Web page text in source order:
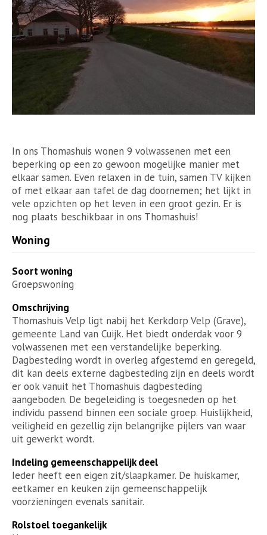
In ons Thomashuis wonen 9 volwassenen met een
beperking op een zo gewoon mogelijke manier met
elkaar samen. Even relaxen in de tuin, samen TV kijken
of met elkaar aan tafel de dag doornemen; het lijkt in
vele opzichten op het leven in een groot gezin. Er is
nog plaats beschikbaar in ons Thomashuis!
Woning
Soort woning
Groepswoning
Omschrijving
Thomashuis Velp ligt nabij het Kerkdorp Velp (Grave),
gemeente Land van Cuijk. Het biedt onderdak voor 9
volwassenen met een verstandelijke beperking.
Dagbesteding wordt in overleg afgestemd en geregeld,
dit kan deels externe dagbesteding zijn en deels wordt
er ook vanuit het Thomashuis dagbesteding
aangeboden. De begeleiding is toegesneden op het
individu passend binnen een sociale groep. Huislijkheid,
veiligheid en gezellig zijn belangrijke pijlers van waar
uit gewerkt wordt.
Indeling gemeenschappelijk deel
Ieder heeft een eigen zit/slaapkamer. De huiskamer,
eetkamer en keuken zijn gemeenschappelijk
voorzieningen evenals sanitair.
Rolstoel toegankelijk